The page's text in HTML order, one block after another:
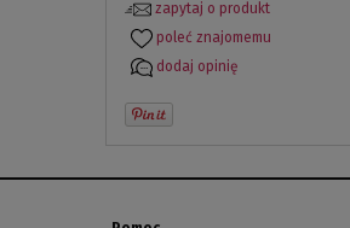
zapytaj o produkt
poleć znajomemu
dodaj opinię